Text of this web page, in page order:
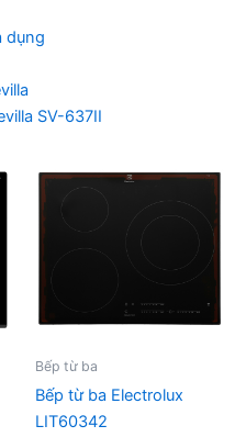
dụng
SV-637II
Bếp từ ba
Bếp từ ba Electrolux
LIT60342